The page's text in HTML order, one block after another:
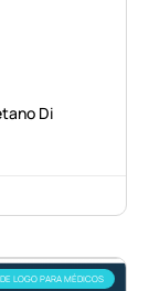
Di
LOGO PARA MÉDICOS